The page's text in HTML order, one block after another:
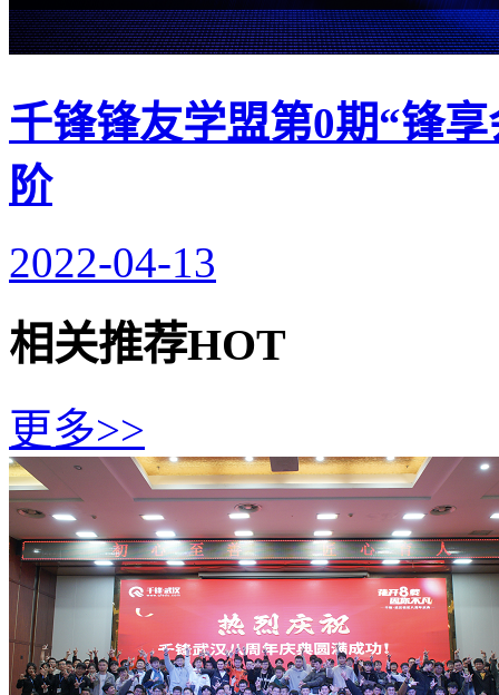
千锋锋友学盟第0期“锋
阶
2022-04-13
相关推荐HOT
更多>>